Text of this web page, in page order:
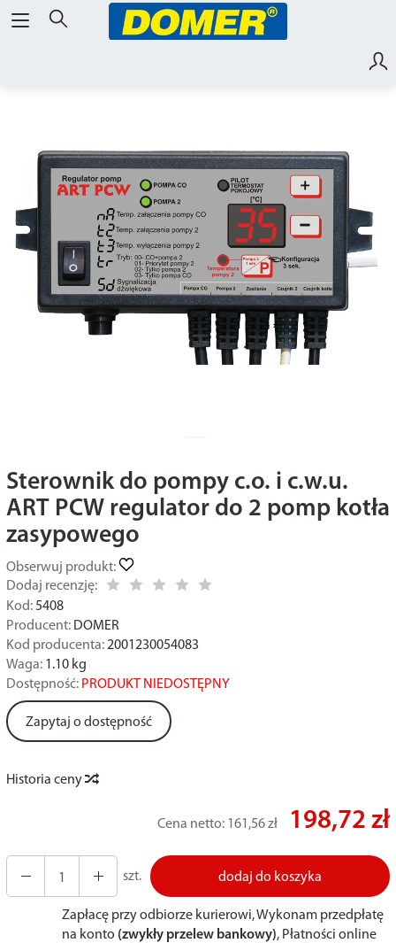
Sterownik do pompy c.o. i c.w.u.
ART PCW regulator do 2 pomp kotła
zasypowego
Obserwuj produkt:
Dodaj recenzję:
Kod: 5408
Producent: DOMER
Kod producenta: 2001230054083
Waga: 1.10kg
Dostępność: PRODUKT NIEDOSTĘPNY
Zapytaj o dostępność
Historia ceny
Cena netto: 161,56 zł 198,72 zł
szt. dodaj do koszyka
Zapłacę przy odbiorze kurierowi, Wykonam przedpłatę
na konto (zwykły przelew bankowy), Płatności online